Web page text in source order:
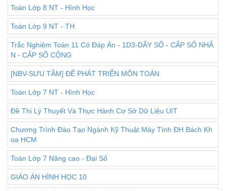
Toán Lớp 8 NT - Hình Học
Toán Lớp 9 NT - TH
Trắc Nghiệm Toán 11 Có Đáp Án - 1D3-DÃY SỐ - CẤP SỐ NHÂ
N - CẤP SỐ CỘNG
[NBV-SƯU TẦM] ĐỀ PHÁT TRIỂN MÔN TOÁN
Toán Lớp 7 NT - Hình Học
Đề Thi Lý Thuyết Và Thực Hành Cơ Sở Dữ Liệu UIT
Chương Trình Đào Tạo Ngành Kỹ Thuật Máy Tính ĐH Bách Kh
oa HCM
Toán Lớp 7 Nâng cao - Đại Số
GIÁO ÁN HÌNH HỌC 10